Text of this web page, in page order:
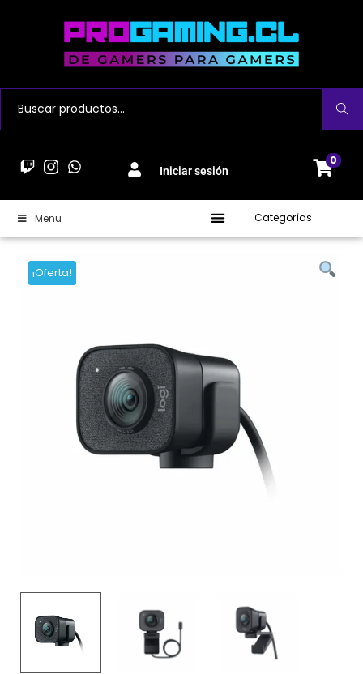
Buscar
Iniciar sesión
0
Menu Categorías
¡Oferta!